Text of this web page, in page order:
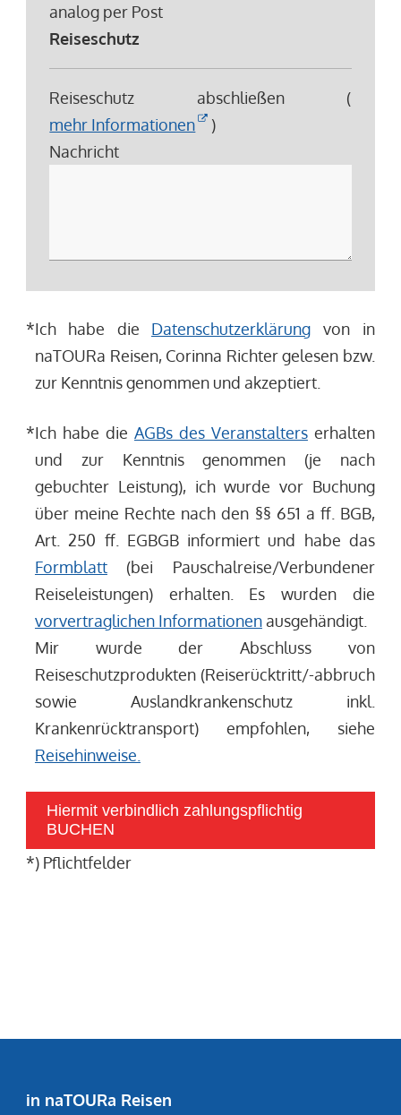
analog per Post
Reiseschutz
Reiseschutz abschließen (
mehr Informationen
)
Nachricht
*Ich habe die Datenschutzerklärungvon in
naTOURa Reisen, Corinna Richter gelesen bzw.
zur Kenntnis genommen und akzeptiert.
*Ich habe die AGBs des Veranstalterserhalten
und zur Kenntnis genommen (je nach
gebuchter Leistung), ich wurde vor Buchung
über meine Rechte nach den §§ 651 a ff. BGB,
Art. 250 ff. EGBGB informiert und habe das
Formblatt(bei Pauschalreise/Verbundener
Reiseleistungen) erhalten. Es wurden die
vorvertraglichen Informationenausgehändigt.
Mir wurde der Abschluss von
Reiseschutzprodukten (Reiserücktritt/-abbruch
sowie Auslandkrankenschutz inkl.
Krankenrücktransport) empfohlen, siehe
Reisehinweise.
Hiermit verbindlich zahlungspflichtig
BUCHEN
*) Pflichtfelder
in naTOURa Reisen